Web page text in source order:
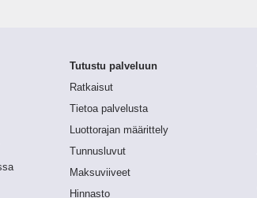
Tutustu palveluun
Ratkaisut
Tietoa palvelusta
Luottorajan määrittely
Tunnusluvut
Maksuviiveet
Hinnasto